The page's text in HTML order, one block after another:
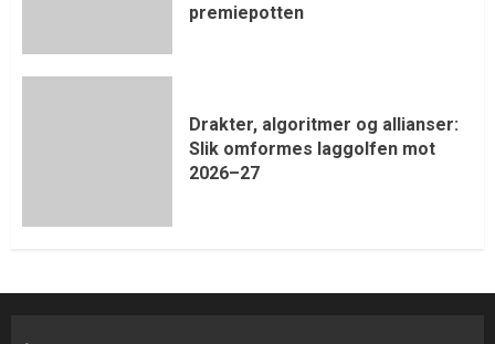
premiepotten
Drakter, algoritmer og allianser:
Slik omformes laggolfen mot
2026–27